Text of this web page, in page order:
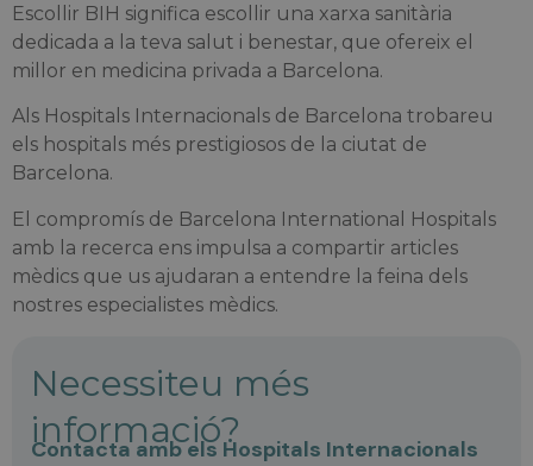
Escollir BIH significa escollir una xarxa sanitària
dedicada a la teva salut i benestar, que ofereix el
millor en medicina privada a Barcelona.
Als Hospitals Internacionals de Barcelona trobareu
els hospitals més prestigiosos de la ciutat de
Barcelona.
El compromís de Barcelona International Hospitals
amb la recerca ens impulsa a compartir articles
mèdics que us ajudaran a entendre la feina dels
nostres especialistes mèdics.
Necessiteu més
informació?
Contacta amb els Hospitals Internacionals